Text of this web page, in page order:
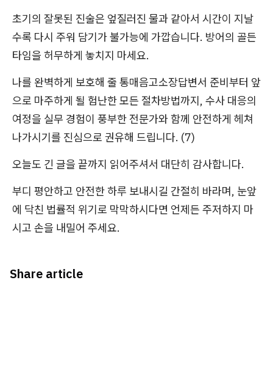
초기의 잘못된 진술은 엎질러진 물과 같아서 시간이 지날
수록 다시 주워 담기가 불가능에 가깝습니다. 방어의 골든
타임을 허무하게 놓치지 마세요.
나를 완벽하게 보호해 줄 통매음고소장답변서 준비부터 앞
으로 마주하게 될 험난한 모든 절차방법까지, 수사 대응의
여정을 실무 경험이 풍부한 전문가와 함께 안전하게 헤쳐
나가시기를 진심으로 권유해 드립니다. (7)
오늘도 긴 글을 끝까지 읽어주셔서 대단히 감사합니다.
부디 평안하고 안전한 하루 보내시길 간절히 바라며, 눈앞
에 닥친 법률적 위기로 막막하시다면 언제든 주저하지 마
시고 손을 내밀어 주세요.
Share article